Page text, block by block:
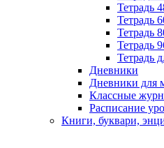
Тетрадь
Тетрадь
Тетрадь
Тетрадь
Тетрадь
Дневники
Дневники для
Классные
Расписание
Книги, буквари,